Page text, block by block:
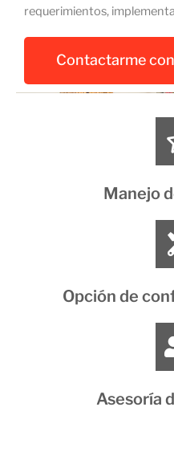
requerimientos,
Contactarme
Manejo
Opción de
Asesoría